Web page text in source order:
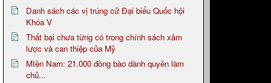
Danh sách các vị trúng cử Đại biểu Quốc hội
Khóa V
Thất bại chưa từng có trong chính sách xâm
lược và can thiệp của Mỹ
MIền Nam: 21.000 đồng bào dành quyền làm
chủ...